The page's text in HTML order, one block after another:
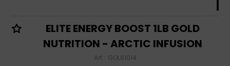
ELITE ENERGY BOOST 1LB GOLD
NUTRITION - ARCTIC INFUSION
GOL61014